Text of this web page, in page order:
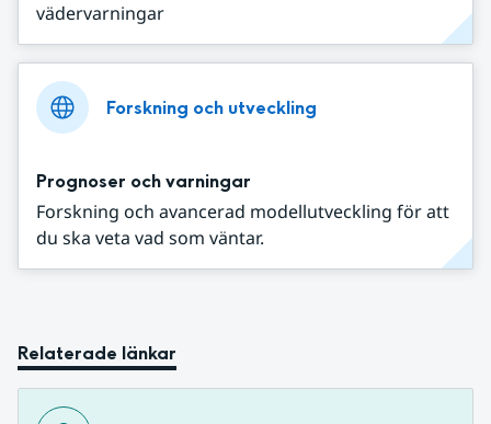
vädervarningar
Forskning och utveckling
Prognoser och varningar
Forskning och avancerad modellutveckling för att
du ska veta vad som väntar.
Relaterade länkar